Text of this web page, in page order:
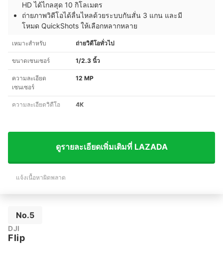
HD ได้ไกลสุด 10 กิโลเมตร
ถ่ายภาพวิดีโอได้ลื่นไหลด้วยระบบกันสั่น 3 แกน และมี
โหมด QuickShots ให้เลือกหลากหลาย
เหมาะสำหรับ ถ่ายวิดีโอทั่วไป
ขนาดเซนเซอร์ 1/2.3 นิ้ว
ความละเอียด
เซนเซอร์
12 MP
ความละเอียดวิดีโอ 4K
ดูรายละเอียดเพิ่มเติมที่ LAZADA
แจ้งเนื้อหาผิดพลาด
No.5
DJI
Flip